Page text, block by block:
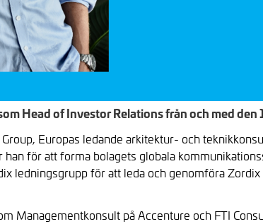
Head of Investor Relations från och med den
Europas ledande arkitektur- och
han för att forma bolagets globala
ledningsgrupp för att leda och genomföra
Managementkonsult på Accenture och FTI